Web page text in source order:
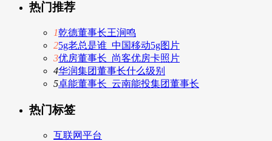
热门推荐
1乾德董事长王涧鸣
25g老总是谁_中国移动5g图片
3优房董事长_尚客优房卡照片
4华润集团董事长什么级别
5卓能董事长_云南能投集团董事长
热门标签
互联网平台